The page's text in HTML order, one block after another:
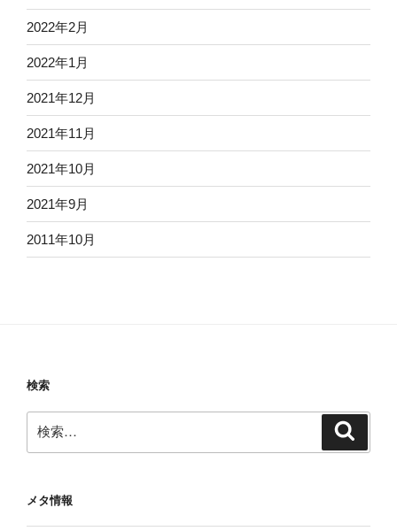
2022年2月
2022年1月
2021年12月
2021年11月
2021年10月
2021年9月
2011年10月
検索
索:
メタ情報